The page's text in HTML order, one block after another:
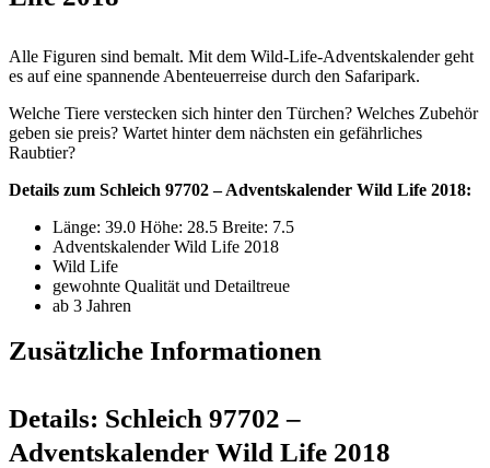
Alle Figuren sind bemalt. Mit dem Wild-Life-Adventskalender geht
es auf eine spannende Abenteuerreise durch den Safaripark.
Welche Tiere verstecken sich hinter den Türchen? Welches Zubehör
geben sie preis? Wartet hinter dem nächsten ein gefährliches
Raubtier?
Details zum Schleich 97702 – Adventskalender Wild Life 2018:
Länge: 39.0 Höhe: 28.5 Breite: 7.5
Adventskalender Wild Life 2018
Wild Life
gewohnte Qualität und Detailtreue
ab 3 Jahren
Zusätzliche Informationen
Details: Schleich 97702 –
Adventskalender Wild Life 2018